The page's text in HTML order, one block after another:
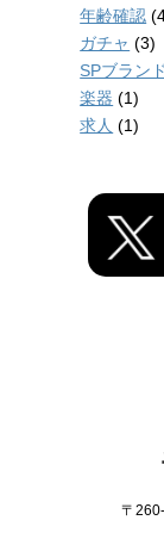
年齢確認
ガチャ (3)
SPブランド
楽器 (1)
求人 (1)
〒